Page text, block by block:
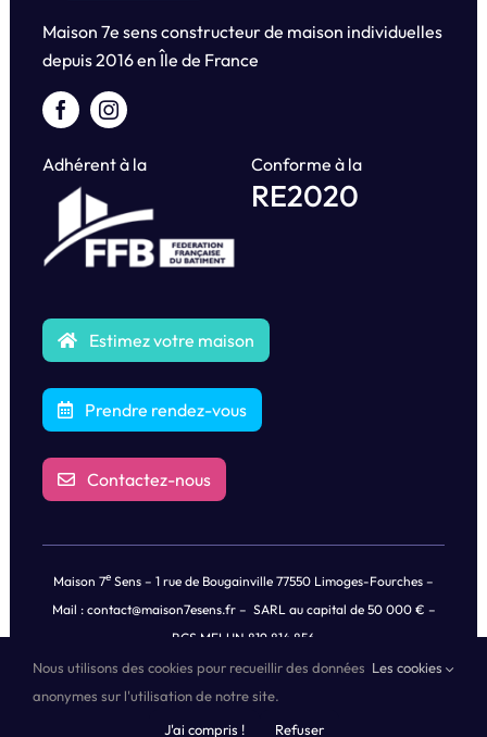
Maison 7e sens constructeur de maison individuelles
depuis2016 en Île de France
Adhérent à la Conforme à la
RE2020
Estimez votre maison
Prendre rendez-vous
Contactez-nous
Maison 7e Sens – 1 rue de Bougainville 77550 Limoges-Fourches –
Mail : contact@maison7esens.fr– SARL au capital de 50 000 € –
RCS MELUN 819 814 856
© Copyright2026 |Mentions légales|Politique de Confidentialités
des Données| Tous droits réservés | Propulsé by
Nous utilisons des cookies pour recueillir des données
anonymes sur l'utilisation de notre site.
Les cookies
J'ai compris ! Refuser